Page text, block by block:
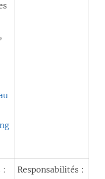
: Responsabilités :